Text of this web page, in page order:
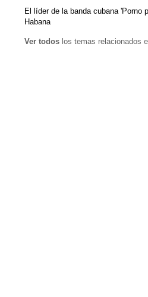
El líder de la banda cubana 'Porno
Habana
Ver todos los temas relacionados